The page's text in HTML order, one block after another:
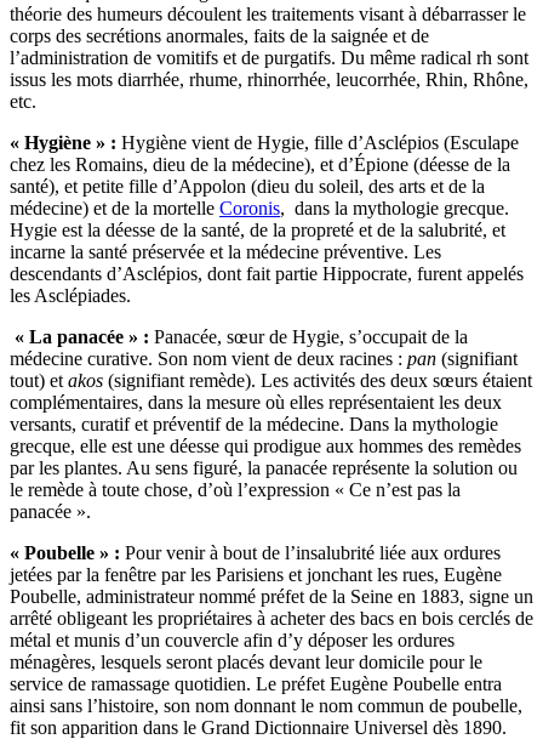
théorie des humeurs découlent les traitements visant à débarrasser le
corps des secrétions anormales, faits de la saignée et de
l’administration de vomitifs et de purgatifs. Du même radical rh sont
issus les mots diarrhée, rhume, rhinorrhée, leucorrhée, Rhin, Rhône,
etc.
« Hygiène » : Hygiène vient de Hygie, fille d’Asclépios (Esculape
chez les Romains, dieu de la médecine), et d’Épione (déesse de la
santé), et petite fille d’Appolon (dieu du soleil, des arts et de la
médecine) et de la mortelle Coronis, dans la mythologie grecque.
Hygie est la déesse de la santé, de la propreté et de la salubrité, et
incarne la santé préservée et la médecine préventive. Les
descendants d’Asclépios, dont fait partie Hippocrate, furent appelés
les Asclépiades.
« La panacée » : Panacée, sœur de Hygie, s’occupait de la
médecine curative. Son nom vient de deux racines : pan (signifiant
tout) et akos (signifiant remède). Les activités des deux sœurs étaient
complémentaires, dans la mesure où elles représentaient les deux
versants, curatif et préventif de la médecine. Dans la mythologie
grecque, elle est une déesse qui prodigue aux hommes des remèdes
par les plantes. Au sens figuré, la panacée représente la solution ou
le remède à toute chose, d’où l’expression « Ce n’est pas la
panacée ».
« Poubelle » : Pour venir à bout de l’insalubrité liée aux ordures
jetées par la fenêtre par les Parisiens et jonchant les rues, Eugène
Poubelle, administrateur nommé préfet de la Seine en 1883, signe un
arrêté obligeant les propriétaires à acheter des bacs en bois cerclés de
métal et munis d’un couvercle afin d’y déposer les ordures
ménagères, lesquels seront placés devant leur domicile pour le
service de ramassage quotidien. Le préfet Eugène Poubelle entra
ainsi sans l’histoire, son nom donnant le nom commun de poubelle,
fit son apparition dans le Grand Dictionnaire Universel dès 1890.